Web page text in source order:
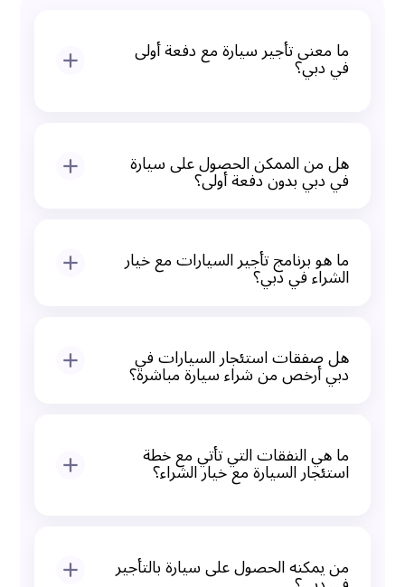
ما معنى تأجير سيارة مع دفعة أولى
في دبي؟
الباقي على أقساط شهرية، مما يقلل من قيمة
الأقساط الشهرية.
هل من الممكن الحصول على سيارة
في دبي بدون دفعة أولى؟
يمكنك الاستئجار دون دفع دفعة أولى، طالما أنك
مؤهل لذلك.
ما هو برنامج تأجير السيارات مع خيار
الشراء في دبي؟
العقد، يمكنك امتلاك السيارة.
هل صفقات استئجار السيارات في
دبي أرخص من شراء سيارة مباشرة؟
التأمين والخدمة والصيانة، وبالتالي تكون النفقات
الإجمالية أقل.
ما هي النفقات التي تأتي مع خطة
استئجار السيارة مع خيار الشراء؟
والصيانة، وبالتالي لا تدفع رسوم إضافية طوال مدة
التأجير.
من يمكنه الحصول على سيارة بالتأجير